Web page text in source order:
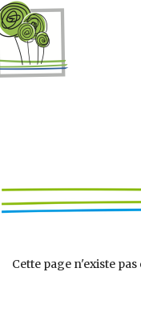
Cette page n'existe